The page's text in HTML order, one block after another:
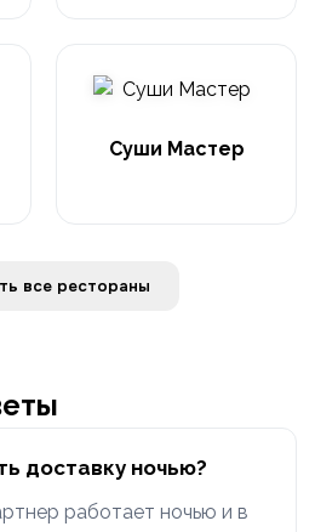
Суши Мастер
Показать все рестораны
доставку ночью?
работает ночью и в